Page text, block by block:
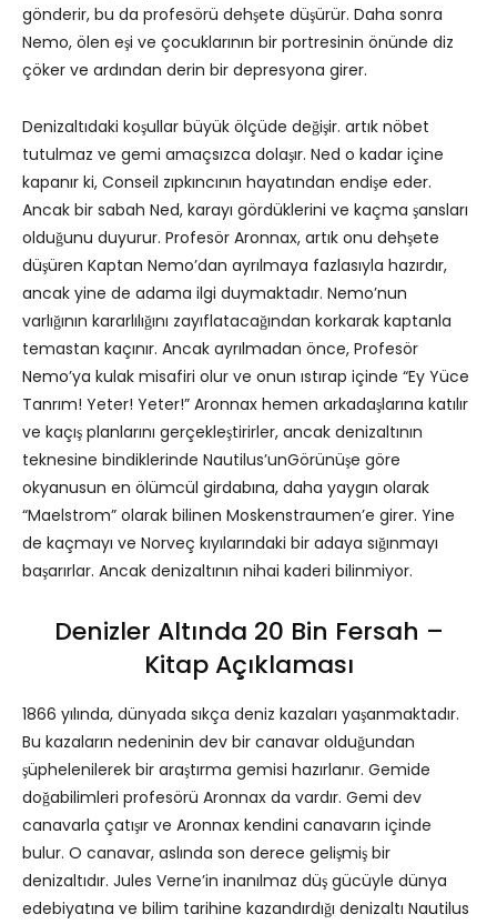
gönderir, bu da profesörü dehşete düşürür. Daha sonra
Nemo, ölen eşi ve çocuklarının bir portresinin önünde diz
çöker ve ardından derin bir depresyona girer.
Denizaltıdaki koşullar büyük ölçüde değişir. artık nöbet
tutulmaz ve gemi amaçsızca dolaşır. Ned o kadar içine
kapanır ki, Conseil zıpkıncının hayatından endişe eder.
Ancak bir sabah Ned, karayı gördüklerini ve kaçma şansları
olduğunu duyurur. Profesör Aronnax, artık onu dehşete
düşüren Kaptan Nemo’dan ayrılmaya fazlasıyla hazırdır,
ancak yine de adama ilgi duymaktadır. Nemo’nun
varlığının kararlılığını zayıflatacağından korkarak kaptanla
temastan kaçınır. Ancak ayrılmadan önce, Profesör
Nemo’ya kulak misafiri olur ve onun ıstırap içinde “Ey Yüce
Tanrım! Yeter! Yeter!” Aronnax hemen arkadaşlarına katılır
ve kaçış planlarını gerçekleştirirler, ancak denizaltının
teknesine bindiklerinde Nautilus’unGörünüşe göre
okyanusun en ölümcül girdabına, daha yaygın olarak
“Maelstrom” olarak bilinen Moskenstraumen’e girer. Yine
de kaçmayı ve Norveç kıyılarındaki bir adaya sığınmayı
başarırlar. Ancak denizaltının nihai kaderi bilinmiyor.
Denizler Altında 20 Bin Fersah –
Kitap Açıklaması
1866 yılında, dünyada sıkça deniz kazaları yaşanmaktadır.
Bu kazaların nedeninin dev bir canavar olduğundan
şüphelenilerek bir araştırma gemisi hazırlanır. Gemide
doğabilimleri profesörü Aronnax da vardır. Gemi dev
canavarla çatışır ve Aronnax kendini canavarın içinde
bulur. O canavar, aslında son derece gelişmiş bir
denizaltıdır. Jules Verne’in inanılmaz düş gücüyle dünya
edebiyatına ve bilim tarihine kazandırdığı denizaltı Nautilus